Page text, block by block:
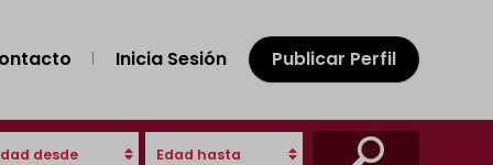
Inicia Sesión Publicar Perfil
desde Edad hasta